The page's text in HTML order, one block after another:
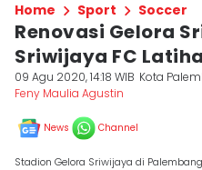
Home Sport Soccer
Renovasi Gelora
Sriwijaya FC
09 Agu 2020, 14:18 WIB Kota
Feny Maulia Agustin
News Channel
Stadion Gelora Sriwijaya di